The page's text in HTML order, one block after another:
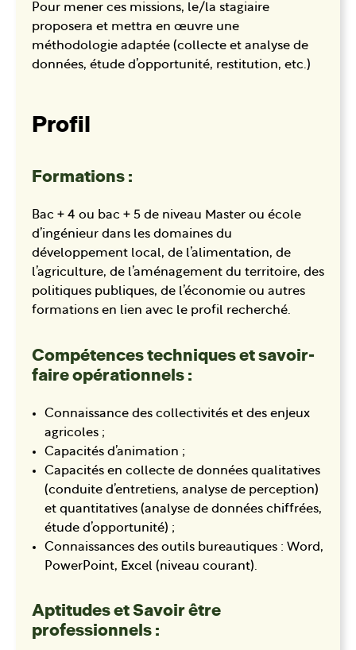
Pour mener ces missions, le/la stagiaire
proposera et mettra en œuvre une
méthodologie adaptée (collecte et analyse de
données, étude d’opportunité, restitution, etc.)
Profil
Formations :
Bac + 4 ou bac + 5 de niveau Master ou école
d’ingénieur dans les domaines du
développement local, de l’alimentation, de
l’agriculture, de l’aménagement du territoire, des
politiques publiques, de l’économie ou autres
formations en lien avec le profil recherché.
Compétences techniques et savoir-
faire opérationnels :
Connaissance des collectivités et des enjeux
agricoles ;
Capacités d’animation ;
Capacités en collecte de données qualitatives
(conduite d’entretiens, analyse de perception)
et quantitatives (analyse de données chiffrées,
étude d’opportunité) ;
Connaissances des outils bureautiques : Word,
PowerPoint, Excel (niveau courant).
Aptitudes et Savoir être
professionnels :